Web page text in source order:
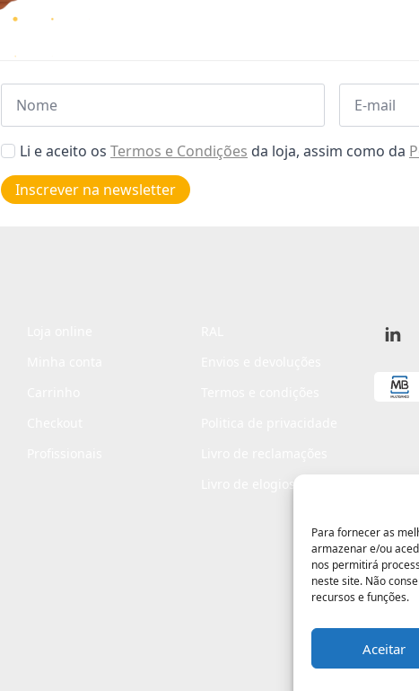
Para fornecer as
armazenar e/ou
nos permitirá
neste site. Não
recursos e funções.
Aceitar
Nome Email
Aceitar
de
privacidade
Li e aceito os Termos e Condições da loja, assim como da
Inscrever na newsletter
Livro de elogios